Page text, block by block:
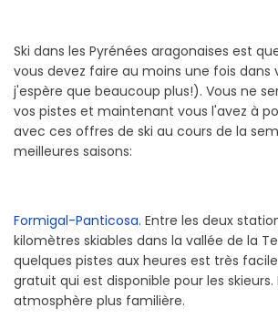
Ski dans les Pyrénées aragonaises est
vous devez faire au moins une fois dans
j'espère que beaucoup plus!). Vous ne
vos pistes et maintenant vous l'avez à
avec ces offres de ski au cours de la
meilleures saisons:
Formigal-Panticosa. Entre les deux
kilomètres skiables dans la vallée de la
quelques pistes aux heures est très
gratuit qui est disponible pour les
atmosphère plus familière.